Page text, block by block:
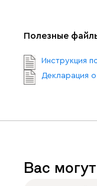
Полезные
Инструкция
Декларация
Вас